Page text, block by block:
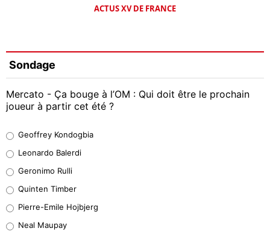
ACTUS XV DE FRANCE
Sondage
Mercato - Ça bouge à l’OM : Qui doit être le prochain
joueur à partir cet été ?
38%
32%
5%
Geoffrey Kondogbia
Leonardo Balerdi
Geronimo Rulli
Quinten Timber
Pierre-Emile Hojbjerg
Neal Maupay